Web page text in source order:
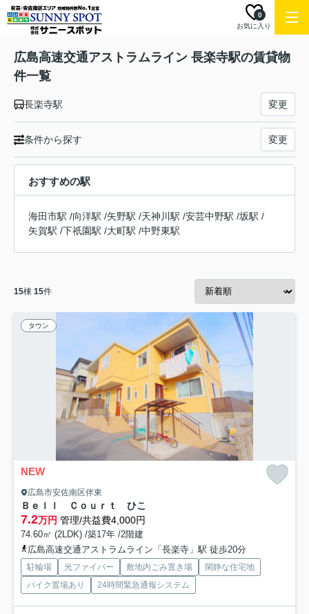
お気に入り
0
広島高速交通アストラムライン 長楽寺駅の賃貸物
件一覧
長楽寺駅 変更
条件から探す 変更
おすすめの駅
海田市駅 /向洋駅 /矢野駅 /天神川駅 /安芸中野駅 /坂駅 /
矢賀駅 /下祇園駅 /大町駅 /中野東駅
15棟 15件
タウン
NEW
広島市安佐南区伴東
Ｂｅｌｌ Ｃｏｕｒｔ ひこ
7.2万円 管理/共益費4,000円
74.60㎡ (2LDK) /築17年 /2階建
広島高速交通アストラムライン「長楽寺」駅 徒歩20分
駐輪場 光ファイバー 敷地内ごみ置き場
閑静な住宅地
バイク置場あり
24時間緊急通報システム